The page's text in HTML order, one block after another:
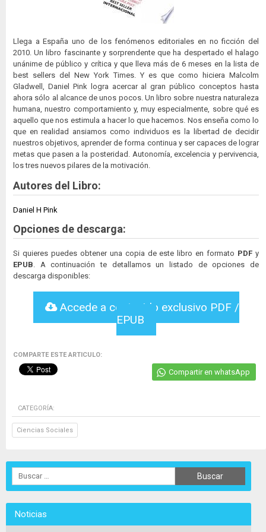
Llega a España uno de los fenómenos editoriales en no ficción del
2010. Un libro fascinante y sorprendente que ha despertado el halago
unánime de público y crítica y que lleva más de 6 meses en la lista de
best sellers del New York Times. Y es que como hiciera Malcolm
Gladwell, Daniel Pink logra acercar al gran público conceptos hasta
ahora sólo al alcance de unos pocos. Un libro sobre nuestra naturaleza
humana, nuestro comportamiento y, muy especialmente, sobre qué es
aquello que nos estimula a hacer lo que hacemos. Nos enseña como lo
que en realidad ansiamos como individuos es la libertad de decidir
nuestros objetivos, aprender de forma continua y ser capaces de lograr
metas que pasen a la posteridad. Autonomía, excelencia y pervivencia,
los tres nuevos pilares de la motivación.
Autores del Libro:
Daniel H Pink
Opciones de descarga:
Si quieres puedes obtener una copia de este libro en formato PDF y
EPUB . A continuación te detallamos un listado de opciones de
descarga disponibles:
Accede a contenido exclusivo PDF /
EPUB
COMPARTE ESTE ARTICULO:
Compartir en whatsApp
CATEGORÍA:
Ciencias Sociales
Noticias